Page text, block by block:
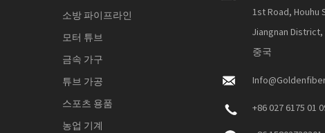
소방 파이프라인
모터 튜브
금속 가구
튜브 가공
스포츠 용품
농업 기계
1st Road, Houhu
Jiangnan
중국
+86 027 6175 01